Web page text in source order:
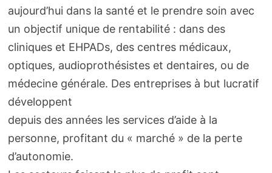
aujourd’hui dans la santé et le prendre soin avec
un objectif unique de rentabilité : dans des
cliniques et EHPADs, des centres médicaux,
optiques, audioprothésistes et dentaires, ou de
médecine générale. Des entreprises à but lucratif
développent
depuis des années les services d’aide à la
personne, profitant du « marché » de la perte
d’autonomie.